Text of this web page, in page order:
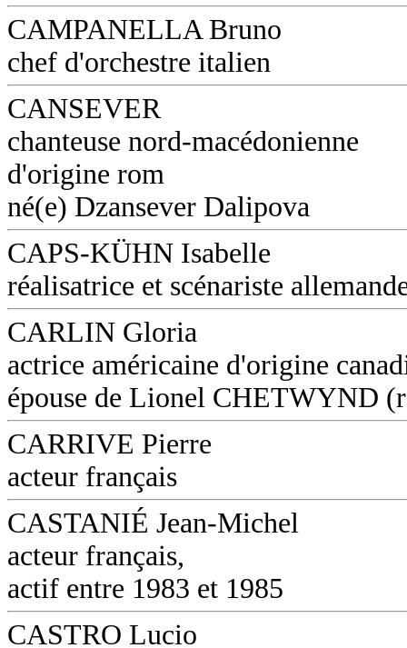
CAMPANELLA Bruno
chef d'orchestre italien
CANSEVER
chanteuse nord-macédonienne
d'origine rom
né(e) Dzansever Dalipova
CAPS-KÜHN Isabelle
réalisatrice et scénariste
CARLIN Gloria
actrice américaine d'origine
épouse de Lionel CHETWYND
CARRIVE Pierre
acteur français
CASTANIÉ Jean-Michel
acteur français,
actif entre 1983 et 1985
CASTRO Lucio